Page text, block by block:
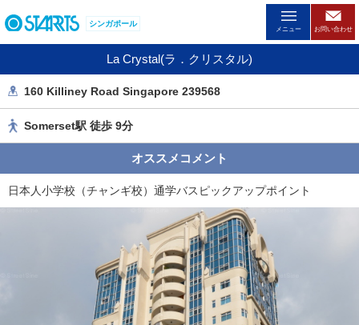
ー
ジ
移
す
め
シンガポール
メニュー お問い合わせ
La Crystal(ラ．クリスタル)
160 Killiney Road Singapore 239568
Somerset駅 徒歩 9分
オススメコメント
日本人小学校（チャンギ校）通学バスピックアップポイント